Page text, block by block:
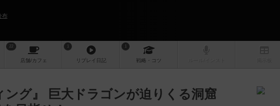
布
22
店舗/カフェ
1
リプレイ 日記
1
戦略 ・コツ
ング』 巨大ドラゴンが迫りくる洞窟